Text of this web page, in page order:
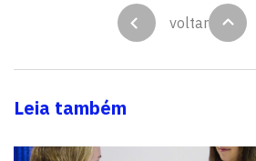
voltar
Leia também